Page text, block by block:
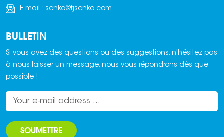
de brique particulier.
E-mail : senko@fjsenko.com
BULLETIN
Si vous avez des questions ou des suggestions, n'hésitez pas
à nous laisser un message, nous vous répondrons dès que
possible !
SOUMETTRE